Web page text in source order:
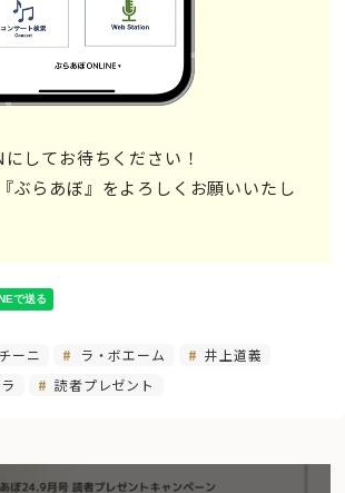
してお待ちください！
ぶらあぼ』をよろしくお願いいたし
ーニ ラ・ボエーム
井上道義
読者プレゼント